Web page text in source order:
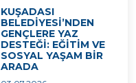
KUŞADASI
BELEDİYESİ’NDEN
GENÇLERE YAZ
DESTEĞİ: EĞİTİM VE
SOSYAL YAŞAM BİR
ARADA